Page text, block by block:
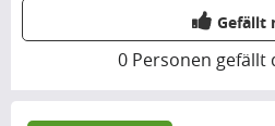
Gefällt
0 Personen gefällt